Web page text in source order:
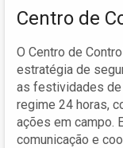
Centro de
O Centro de
estratégia de
as festividades de
regime 24 horas,
ações em campo.
comunicação e